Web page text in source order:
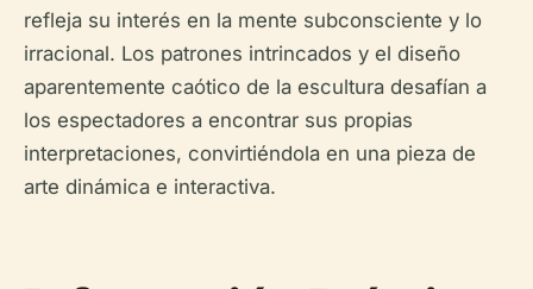
refleja su interés en la mente subconsciente y lo
irracional. Los patrones intrincados y el diseño
aparentemente caótico de la escultura desafían a
los espectadores a encontrar sus propias
interpretaciones, convirtiéndola en una pieza de
arte dinámica e interactiva.